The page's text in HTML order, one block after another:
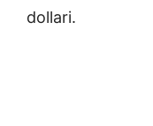
dollari.